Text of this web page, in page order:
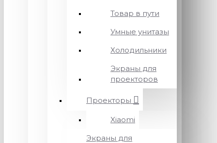
Товар в пути
Умные унитазы
Холодильники
Экраны для
проекторов
Проекторы
Xiaomi
Экраны для